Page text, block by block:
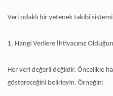
Veri odaklı bir yetenek takibi
1. Hangi Verilere İhtiyacınız
Her veri değerli değildir. Öncelikle
göstereceğini belirleyin. Örneğin: